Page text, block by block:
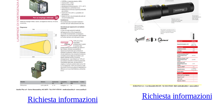
Richiesta informazioni Richiesta informazioni